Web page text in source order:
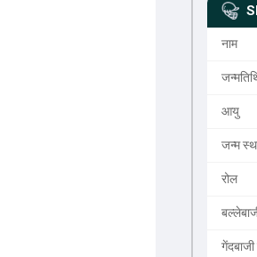
नाम
आयु
जन्म
रोल